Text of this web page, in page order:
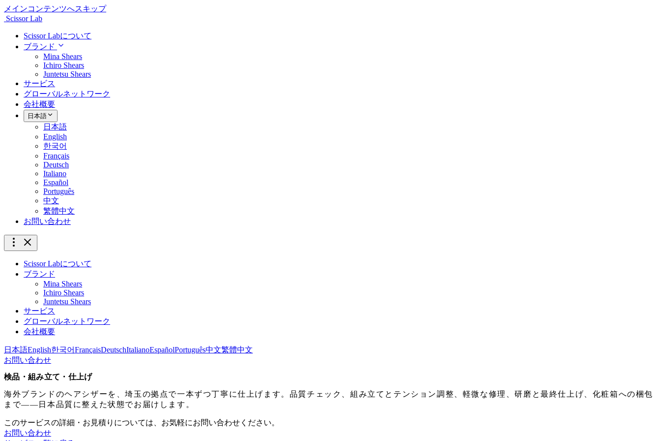
メインコンテンツへスキップ
Scissor Lab
Scissor Labについて
ブランド
Mina Shears
Ichiro Shears
Juntetsu Shears
サービス
グローバルネットワーク
会社概要
日本語
日本語
English
한국어
Français
Deutsch
Italiano
Español
Português
中文
繁體中文
お問い合わせ
Scissor Labについて
ブランド
Mina Shears
Ichiro Shears
Juntetsu Shears
サービス
グローバルネットワーク
会社概要
日本語English한국어FrançaisDeutschItalianoEspañolPortuguês中文繁體中文
お問い合わせ
検品・組み立て・仕上げ
海外ブランドのヘアシザーを、埼玉の拠点で一本ずつ丁寧に仕上げます。品質チェック、組み立てとテンション調整、軽微な修理、研磨と最終仕上げ、化粧箱への梱包
まで——日本品質に整えた状態でお届けします。
このサービスの詳細・お見積りについては、お気軽にお問い合わせください。
お問い合わせ